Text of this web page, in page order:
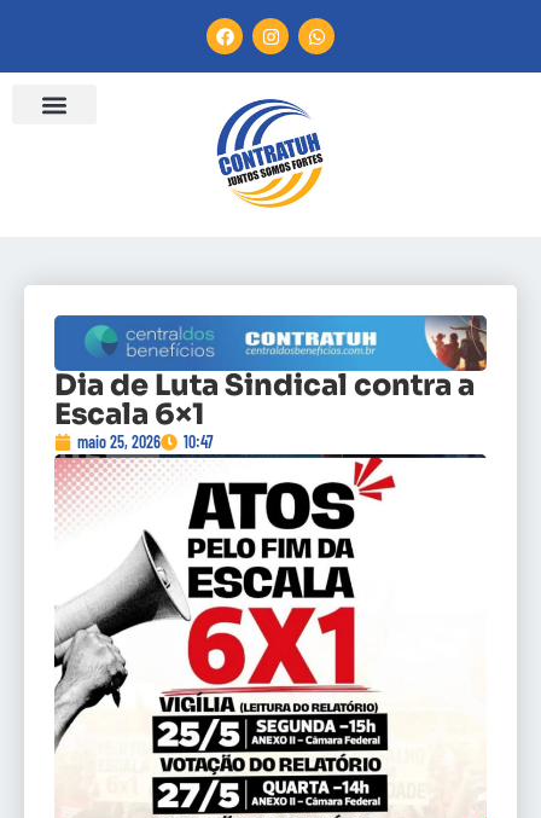
Dia de Luta Sindical contra a
Escala 6×1
maio 25, 2026 10:47